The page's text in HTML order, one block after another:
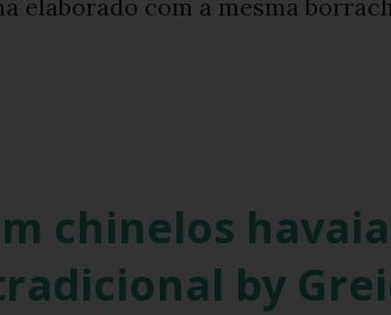
elaborado com a mesma
do 33 ao 40.
chinelos
by